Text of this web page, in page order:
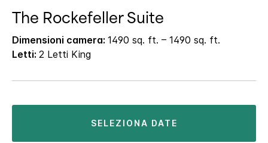
The Rockefeller Suite
Dimensioni camera: 1490 sq. ft. – 1490 sq. ft.
Letti: 2 Letti King
SELEZIONA DATE